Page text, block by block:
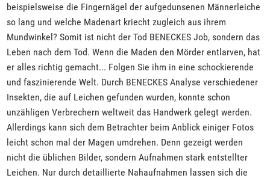
beispielsweise die Fingernägel der aufgedunsenen Männerleiche
so lang und welche Madenart kriecht zugleich aus ihrem
Mundwinkel? Somit ist nicht der Tod BENECKES Job, sondern das
Leben nach dem Tod. Wenn die Maden den Mörder entlarven, hat
er alles richtig gemacht... Folgen Sie ihm in eine schockierende
und faszinierende Welt. Durch BENECKES Analyse verschiedener
Insekten, die auf Leichen gefunden wurden, konnte schon
unzähligen Verbrechern weltweit das Handwerk gelegt werden.
Allerdings kann sich dem Betrachter beim Anblick einiger Fotos
leicht schon mal der Magen umdrehen. Denn gezeigt werden
nicht die üblichen Bilder, sondern Aufnahmen stark entstellter
Leichen. Nur durch detaillierte Nahaufnahmen lassen sich die